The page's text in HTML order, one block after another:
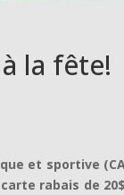
la fête!
et sportive
rabais de